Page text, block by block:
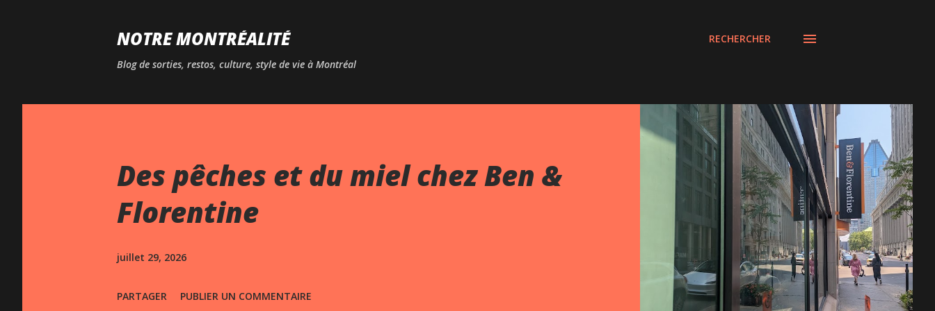
NOTRE MONTRÉALITÉ
Blog de sorties, restos, culture, style de vie à Montréal
RECHERCHER
Des pêches et du miel chez Ben &
Florentine
juillet 29, 2026
PARTAGER PUBLIER UN COMMENTAIRE